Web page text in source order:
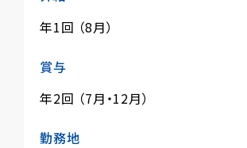
年1回 （8月）
賞与
年2回 （7月・12月）
勤務地